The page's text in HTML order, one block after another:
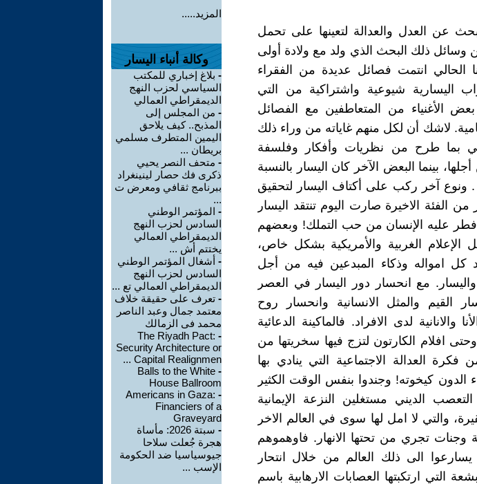
عن العدل والعدالة لتعينها على تحمل
وسائل ذلك البحث الذي ولد مع ولادة أولى
الحالي انتمت فصائل عديدة من الفقراء
اليسارية شيوعية واشتراكية من التي
الأغنياء من المتعاطفين مع الفصائل
لاشك أن لكل منهم غاياته من وراء ذلك
بما طرح من نظريات وأفكار وفلسفة
بينما البعض الآخر كان اليسار بالنسبة
ونوع آخر ركب على أكتاف اليسار لتحقيق
الفئة الاخيرة صارت اليوم تنتقد اليسار
ما فطر عليه الإنسان من حب التملك! وبعضهم
الإعلام الغربية والأمريكية بشكل خاص،
كل امواله وذكاء المبدعين فيه من أجل
مع انحسار دور اليسار في العصر
القيم والمثل الانسانية وانحسار روح
لدى الافراد. فالماكينة الدعائية
افلام الكارتون لتزج فيها سخريتها من
العدالة الاجتماعية التي ينادي بها
الدون كيخوته! وجندوا بنفس الوقت الكثير
الديني مستغلين النزعة الإيمانية
والتي لا امل لها سوى في العالم الاخر
وجنات تجري من تحتها الانهار. فاوهموهم
الى ذلك العالم من خلال انتحار
التي ارتكبتها العصابات الارهابية باسم
المزيد.....
وكالة أنباء اليسار
- بلاغ إخباري للمكتب
السياسي لحزب النهج
الديمقراطي العمالي
- من المجلس إلى
المذبح.. كيف يلاحق
اليمين المتطرف مسلمي
بريطان ...
- متحف النصر يحيي
ذكرى فك حصار لينينغراد
ببرنامج ثقافي ومعرض ت
...
- المؤتمر الوطني
السادس لحزب النهج
الديمقراطي العمالي
يختتم أش ...
- أشغال المؤتمر الوطني
السادس لحزب النهج
الديمقراطي العمالي تع ...
- تعرف على حقيقة خلاف
معتمد جمال وعبد الناصر
محمد فى الزمالك
-
The Riyadh Pact:
Security Architecture or
Capital Realignmen ...
-
Balls to the White
House Ballroom
-
Americans in Gaza:
Financiers of a
Graveyard
-
سبتة 2026: مأساة
هجرة جُعلت سلاحا
جيوسياسيا ضد الحكومة
الإسب ...